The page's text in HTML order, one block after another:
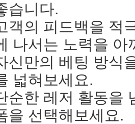
습니다.
객의 피드백을 적
나서는 노력을 아
신만의 베팅 방식
넓혀보세요.
순한 레저 활동을
을 선택해보세요.